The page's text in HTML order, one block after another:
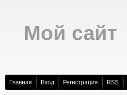
Мой сайт
Главная Вход Регистрация RSS